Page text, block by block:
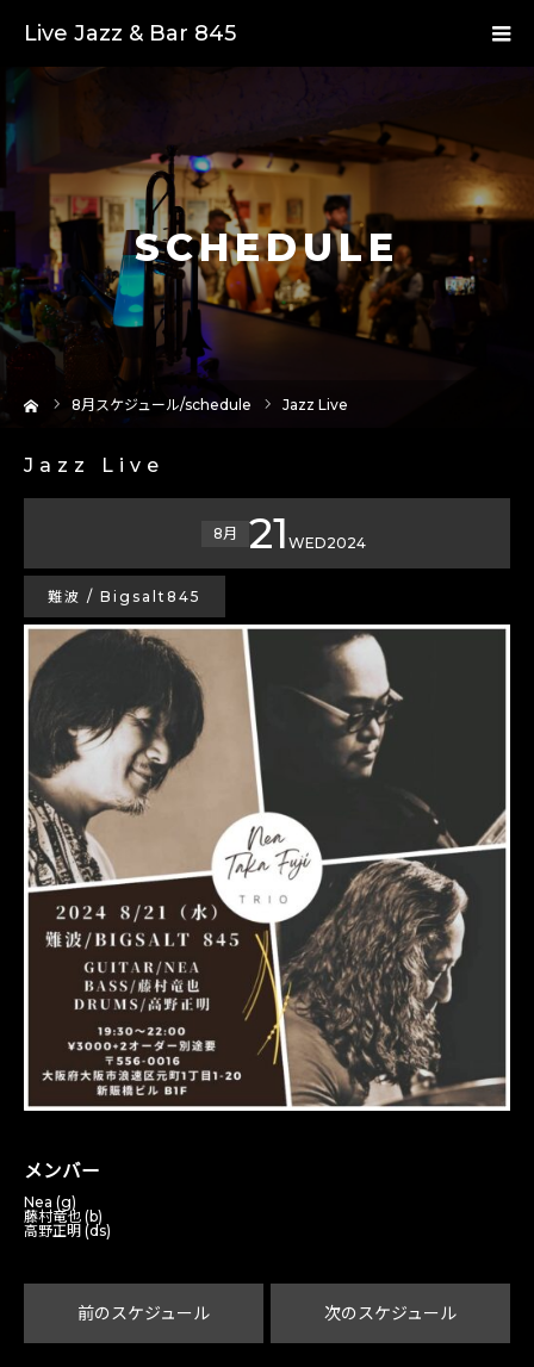
Live Jazz & Bar 845
SCHEDULE
8月スケジュール/schedule Jazz Live
Jazz Live
8月 21 WED2024
難波 / Bigsalt845
メンバー
Nea (g)
藤村竜也 (b)
高野正明 (ds)
前のスケジュール 次のスケジュール